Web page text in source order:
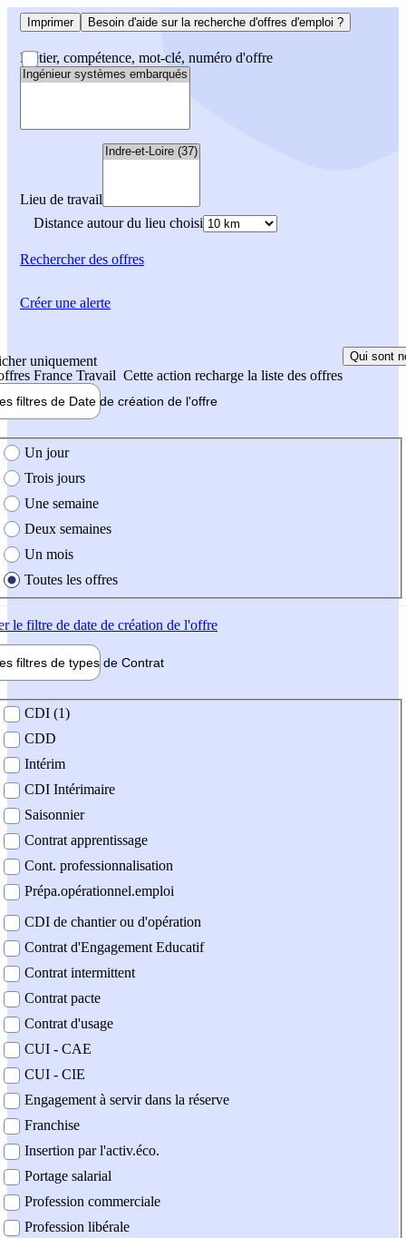
Imprimer Besoin d'aide sur la recherche d'offres d'emploi ?
Métier, compétence, mot-clé, numéro d'offre
Lieu de travail
Distance autour du lieu choisi
Rechercherdes offres
uniquement
France Travail Cette action recharge la liste des offres
Qui sont
filtres de Date de création de l'offre
création de l'offre
Un jour
Trois jours
Une semaine
Deux semaines
Un mois
Toutes les offres
le filtre de date de création de l'offre
filtres de types de Contrat
contrat
CDI (1)
CDD
Intérim
CDI Intérimaire
Saisonnier
Contrat apprentissage
Cont. professionnalisation
Prépa.opérationnel.emploi
CDI de chantier ou d'opération
Contrat d'Engagement Educatif
Contrat intermittent
Contrat pacte
Contrat d'usage
CUI - CAE
CUI - CIE
Engagement à servir dans la réserve
Franchise
Insertion par l'activ.éco.
Portage salarial
Profession commerciale
Profession libérale
Créer une alerte